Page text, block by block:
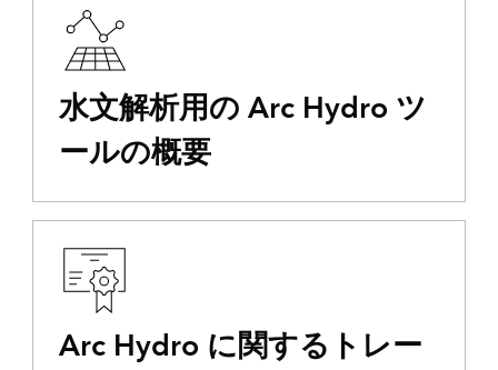
水文解析用の Arc Hydro ツ
ールの概要
Arc Hydro に関するトレー